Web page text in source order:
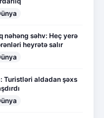
nəhəng səhv: Heç yerə
heyrətə salır
Turistləri aldadan şəxs